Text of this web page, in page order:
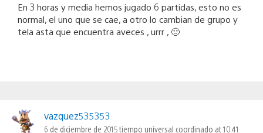
En 3 horas y media hemos jugado 6 partidas, esto no es
normal, el uno que se cae, a otro lo cambian de grupo y
tela asta que encuentra aveces , urrr , 🙁
vazquez535353
6 de diciembre de 2015 tiempo universal coordinado at 10:41